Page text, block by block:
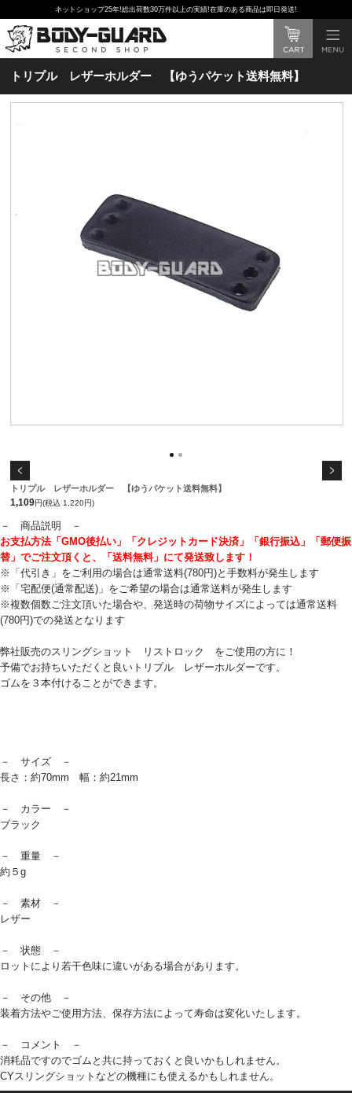
ネットショップ25年!総出荷数30万件以上の実績!在庫のある商品は即日発送!
トリプル レザーホルダー 【ゆうパケット送料無料】
トリプル レザーホルダー 【ゆうパケット送料無料】
1,109円(税込 1,220円)
－ 商品説明 －
お支払方法「GMO後払い」「クレジットカード決済」「銀行振込」「郵便振
替」でご注文頂くと、「送料無料」にて発送致します！
※「代引き」をご利用の場合は通常送料(780円)と手数料が発生します
※「宅配便(通常配送)」をご希望の場合は通常送料が発生します
※複数個数ご注文頂いた場合や、発送時の荷物サイズによっては通常送料
(780円)での発送となります
弊社販売のスリングショット リストロック をご使用の方に！
予備でお持ちいただくと良いトリプル レザーホルダーです。
ゴムを３本付けることができます。
－ サイズ －
長さ：約70mm 幅：約21mm
－ カラー －
ブラック
－ 重量 －
約５g
－ 素材 －
レザー
－ 状態 －
ロットにより若干色味に違いがある場合があります。
－ その他 －
装着方法やご使用方法、保存方法によって寿命は変化いたします。
－ コメント －
消耗品ですのでゴムと共に持っておくと良いかもしれません。
CYスリングショットなどの機種にも使えるかもしれません。